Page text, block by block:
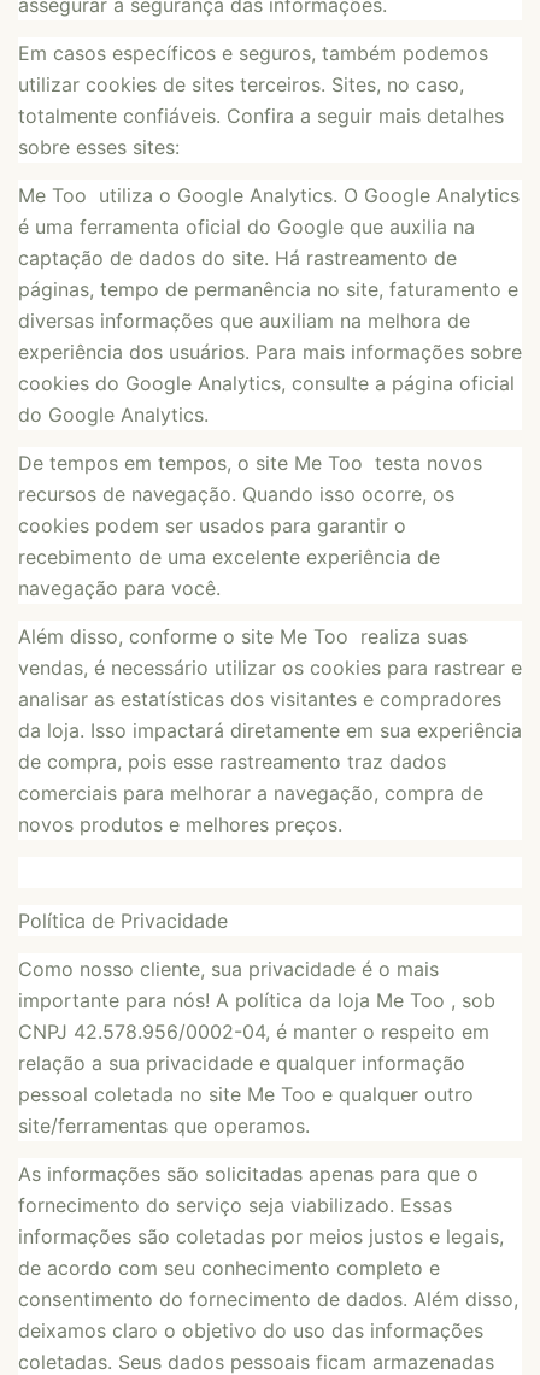
assegurar a segurança das informações.
Em casos específicos e seguros, também podemos
utilizar cookies de sites terceiros. Sites, no caso,
totalmente confiáveis. Confira a seguir mais detalhes
sobre esses sites:
Me Too utiliza o Google Analytics. O Google Analytics
é uma ferramenta oficial do Google que auxilia na
captação de dados do site. Há rastreamento de
páginas, tempo de permanência no site, faturamento e
diversas informações que auxiliam na melhora de
experiência dos usuários. Para mais informações sobre
cookies do Google Analytics, consulte a página oficial
do Google Analytics.
De tempos em tempos, o site Me Too testa novos
recursos de navegação. Quando isso ocorre, os
cookies podem ser usados para garantir o
recebimento de uma excelente experiência de
navegação para você.
Além disso, conforme o site Me Too realiza suas
vendas, é necessário utilizar os cookies para rastrear e
analisar as estatísticas dos visitantes e compradores
da loja. Isso impactará diretamente em sua experiência
de compra, pois esse rastreamento traz dados
comerciais para melhorar a navegação, compra de
novos produtos e melhores preços.
Política de Privacidade
Como nosso cliente, sua privacidade é o mais
importante para nós! A política da loja Me Too , sob
CNPJ 42.578.956/0002-04, é manter o respeito em
relação a sua privacidade e qualquer informação
pessoal coletada no site Me Too e qualquer outro
site/ferramentas que operamos.
As informações são solicitadas apenas para que o
fornecimento do serviço seja viabilizado. Essas
informações são coletadas por meios justos e legais,
de acordo com seu conhecimento completo e
consentimento do fornecimento de dados. Além disso,
deixamos claro o objetivo do uso das informações
coletadas. Seus dados pessoais ficam armazenadas